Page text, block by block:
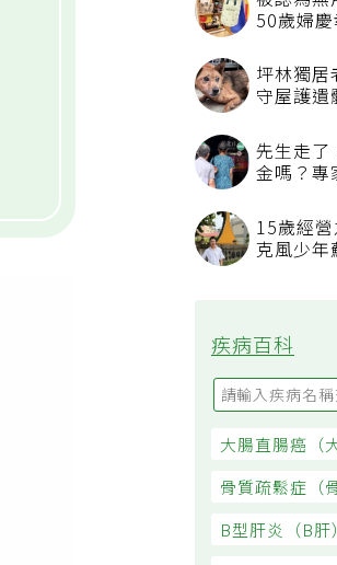
被認為
50歲婦
坪林獨
守屋護
先生走
15歲經
克風少
疾病百科